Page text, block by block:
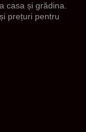
casa și grădina.
prețuri pentru